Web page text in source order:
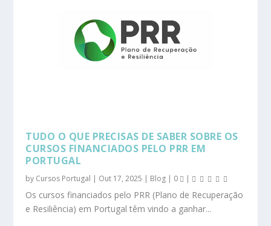
TUDO O QUE PRECISAS DE SABER SOBRE OS
CURSOS FINANCIADOS PELO PRR EM
PORTUGAL
by Cursos Portugal | Out 17, 2025 | Blog | 0 |
Os cursos financiados pelo PRR (Plano de Recuperação
e Resiliência) em Portugal têm vindo a ganhar...